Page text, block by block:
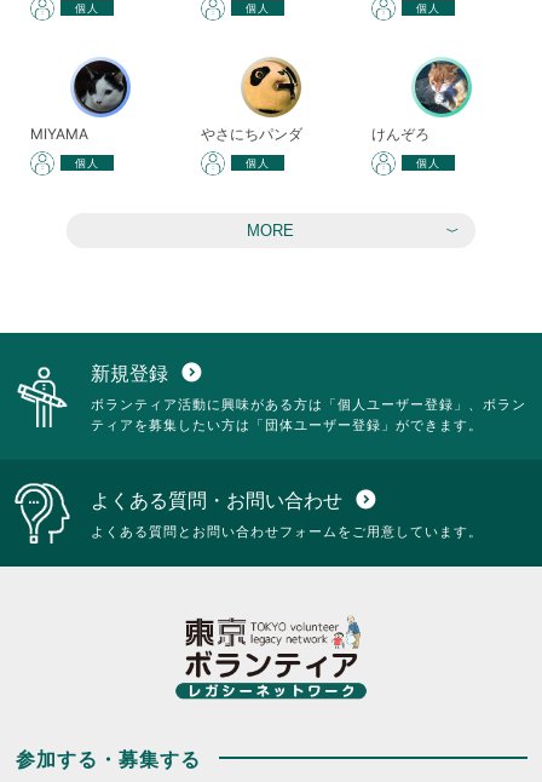
個人 個人 個人
MIYAMA
個人
やさにちパンダ
個人
けんぞろ
個人
MORE
新規登録 expand_circle_down
ボランティア活動に興味がある方は「個人ユーザー登録」、ボラン
ティアを募集したい方は「団体ユーザー登録」ができます。
よくある質問・お問い合わせ expand_circle_down
よくある質問とお問い合わせフォームをご用意しています。
参加する・募集する